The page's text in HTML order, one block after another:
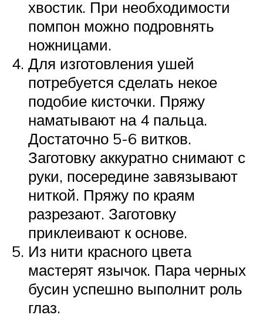
хвостик. При необходимости
помпон можно подровнять
ножницами.
Для изготовления ушей
потребуется сделать некое
подобие кисточки. Пряжу
наматывают на 4 пальца.
Достаточно 5-6 витков.
Заготовку аккуратно снимают с
руки, посередине завязывают
ниткой. Пряжу по краям
разрезают. Заготовку
приклеивают к основе.
Из нити красного цвета
мастерят язычок. Пара черных
бусин успешно выполнит роль
глаз.